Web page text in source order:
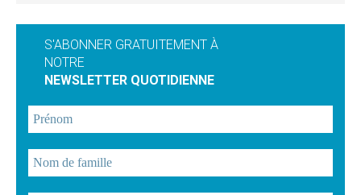
S'ABONNER GRATUITEMENT À
NOTRE
NEWSLETTER QUOTIDIENNE